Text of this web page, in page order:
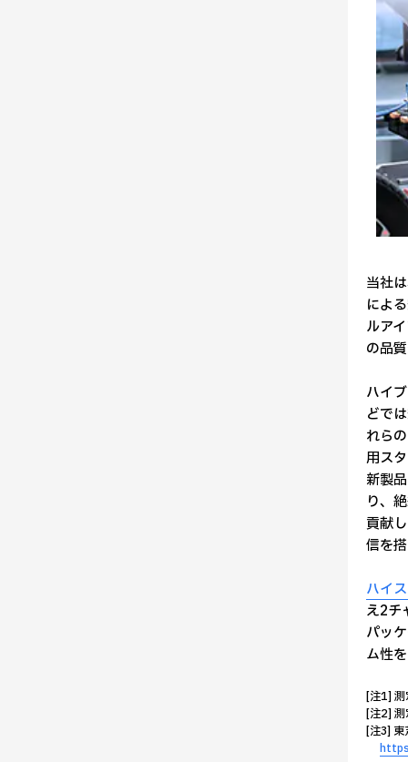
当社
によ
ルア
の品
ハイ
どで
れら
用ス
新製
り、
貢献
信を
ハイ
え2チ
パッ
ム性
[注1]
[注2]
[注3] 東